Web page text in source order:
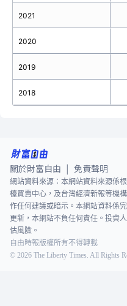
2021
2020
2019
2018
關於財富自由 免責聲明
網站資料來源：本網站資料來源係
檯買賣中心，及台灣經濟新報等機
作任何建議或暗示。本網站資料係
更新，本網站不負任何責任。投資
估風險。
自由時報版權所有不得轉載
© 2026 The Liberty Times. All Rights